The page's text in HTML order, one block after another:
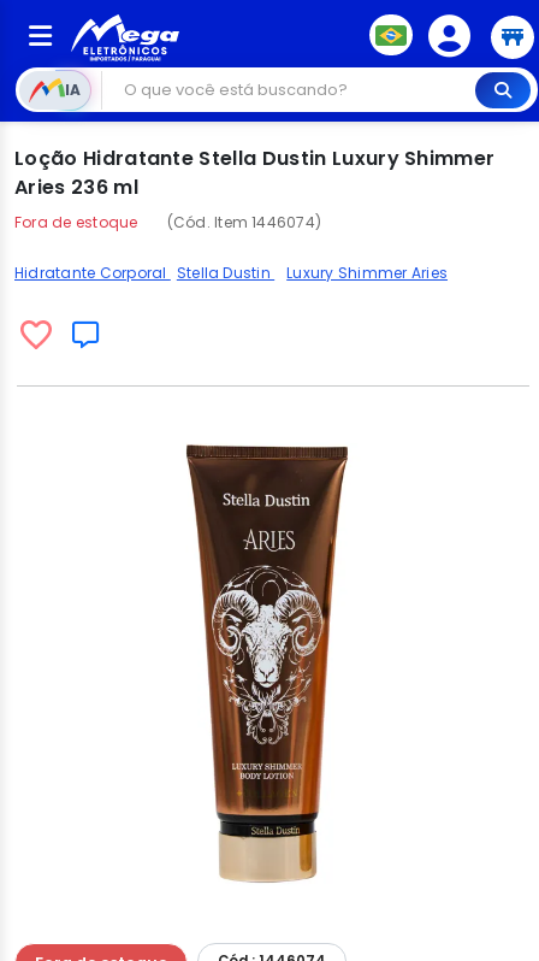
IA
Loção Hidratante Stella Dustin Luxury Shimmer
Aries 236 ml
Fora de estoque (Cód. Item 1446074)
Hidratante Corporal Stella Dustin Luxury Shimmer Aries